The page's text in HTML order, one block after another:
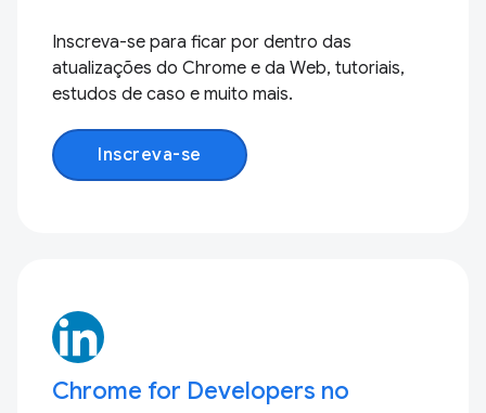
Inscreva-se para ficar por dentro das
atualizações do Chrome e da Web, tutoriais,
estudos de caso e muito mais.
Inscreva-se
Chrome for Developers no